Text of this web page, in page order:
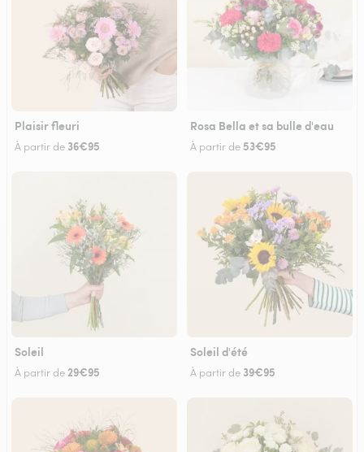
Plaisir fleuri
À partir de 36€95
Rosa Bella et sa bulle d'eau
À partir de 53€95
Soleil
À partir de 29€95
Soleil d'été
À partir de 39€95